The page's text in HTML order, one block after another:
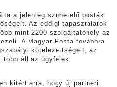
a jelenleg szünetelő posták
Az eddigi tapasztalatok
mint 2200 szolgáltatóhely az
A Magyar Posta továbbra
kötelezettségeit, az
több áll az ügyfelek
kitért arra, hogy új partneri